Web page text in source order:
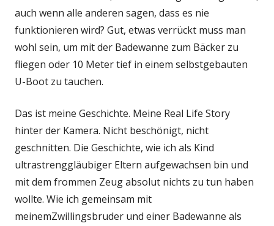
auch wenn alle anderen sagen, dass es nie
funktionieren wird? Gut, etwas verrückt muss man
wohl sein, um mit der Badewanne zum Bäcker zu
fliegen oder 10 Meter tief in einem selbstgebauten
U-Boot zu tauchen.
Das ist meine Geschichte. Meine Real Life Story
hinter der Kamera. Nicht beschönigt, nicht
geschnitten. Die Geschichte, wie ich als Kind
ultrastrenggläubiger Eltern aufgewachsen bin und
mit dem frommen Zeug absolut nichts zu tun haben
wollte. Wie ich gemeinsam mit
meinemZwillingsbruder und einer Badewanne als